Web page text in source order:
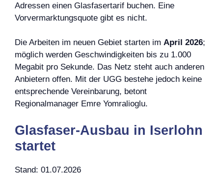
Adressen einen Glasfasertarif buchen. Eine
Vorvermarktungsquote gibt es nicht.
Die Arbeiten im neuen Gebiet starten im April 2026;
möglich werden Geschwindigkeiten bis zu 1.000
Megabit pro Sekunde. Das Netz steht auch anderen
Anbietern offen. Mit der UGG bestehe jedoch keine
entsprechende Vereinbarung, betont
Regionalmanager Emre Yomralioglu.
Glasfaser-Ausbau in Iserlohn
startet
Stand: 01.07.2026